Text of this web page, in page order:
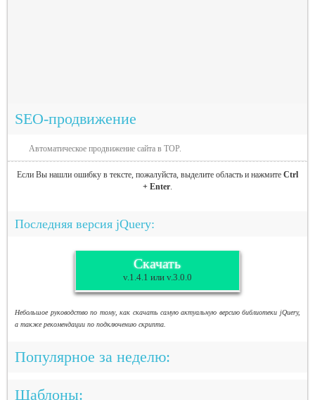
SEO-продвижение
Автоматическое продвижение сайта в TOP.
Если Вы нашли ошибку в тексте, пожалуйста, выделите область и нажмите Ctrl
+ Enter.
Последняя версия jQuery:
Скачать
v.1.4.1 или v.3.0.0
Небольшое руководство по тому, как скачать самую актуальную версию библиотеки jQuery,
а также рекомендации по подключению скрипта.
Популярное за неделю:
Шаблоны: